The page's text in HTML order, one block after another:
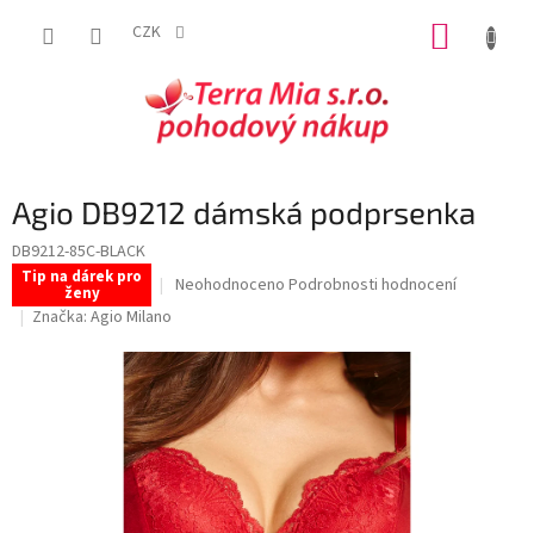
CZK
Agio DB9212 dámská podprsenka
DB9212-85C-BLACK
Tip na dárek pro
ženy
Průměrné
je
0,0
z
5
hvězdiček.
Neohodnoceno Podrobnosti hodnocení
Značka: Agio Milano